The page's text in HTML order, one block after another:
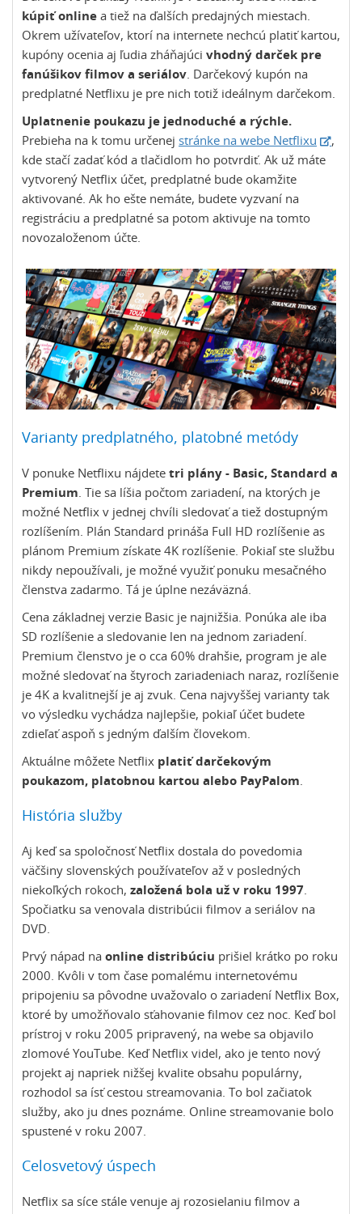
kúpiť online a tiež na ďalších predajných miestach.
Okrem užívateľov, ktorí na internete nechcú platiť kartou,
kupóny ocenia aj ľudia zháňajúci vhodný darček pre
fanúšikov filmov a seriálov. Darčekový kupón na
predplatné Netflixu je pre nich totiž ideálnym darčekom.
Uplatnenie poukazu je jednoduché a rýchle.
Prebieha na k tomu určenej stránke na webe Netflixu
,
kde stačí zadať kód a tlačidlom ho potvrdiť. Ak už máte
vytvorený Netflix účet, predplatné bude okamžite
aktivované. Ak ho ešte nemáte, budete vyzvaní na
registráciu a predplatné sa potom aktivuje na tomto
novozaloženom účte.
Varianty predplatného, platobné metódy
V ponuke Netflixu nájdete tri plány - Basic, Standard a
Premium . Tie sa líšia počtom zariadení, na ktorých je
možné Netflix v jednej chvíli sledovať a tiež dostupným
rozlíšením. Plán Standard prináša Full HD rozlíšenie as
plánom Premium získate 4K rozlíšenie. Pokiaľ ste službu
nikdy nepoužívali, je možné využiť ponuku mesačného
členstva zadarmo. Tá je úplne nezáväzná.
Cena základnej verzie Basic je najnižšia. Ponúka ale iba
SD rozlíšenie a sledovanie len na jednom zariadení.
Premium členstvo je o cca 60% drahšie, program je ale
možné sledovať na štyroch zariadeniach naraz, rozlíšenie
je 4K a kvalitnejší je aj zvuk. Cena najvyššej varianty tak
vo výsledku vychádza najlepšie, pokiaľ účet budete
zdieľať aspoň s jedným ďalším človekom.
Aktuálne môžete Netflix platiť darčekovým
poukazom, platobnou kartou alebo PayPalom
História služby
Aj keď sa spoločnosť Netflix dostala do povedomia
väčšiny slovenských používateľov až v posledných
niekoľkých rokoch, založená bola už v roku 1997
Spočiatku sa venovala distribúcii filmov a seriálov na
DVD.
Prvý nápad na online distribúciu prišiel krátko po roku
2000. Kvôli v tom čase pomalému internetovému
pripojeniu sa pôvodne uvažovalo o zariadení Netflix Box,
ktoré by umožňovalo sťahovanie filmov cez noc. Keď bol
prístroj v roku 2005 pripravený, na webe sa objavilo
zlomové YouTube. Keď Netflix videl, ako je tento nový
projekt aj napriek nižšej kvalite obsahu populárny,
rozhodol sa ísť cestou streamovania. To bol začiatok
služby, ako ju dnes poznáme. Online streamovanie bolo
spustené v roku 2007.
Celosvetový úspech
Netflix sa síce stále venuje aj rozosielaniu filmov a